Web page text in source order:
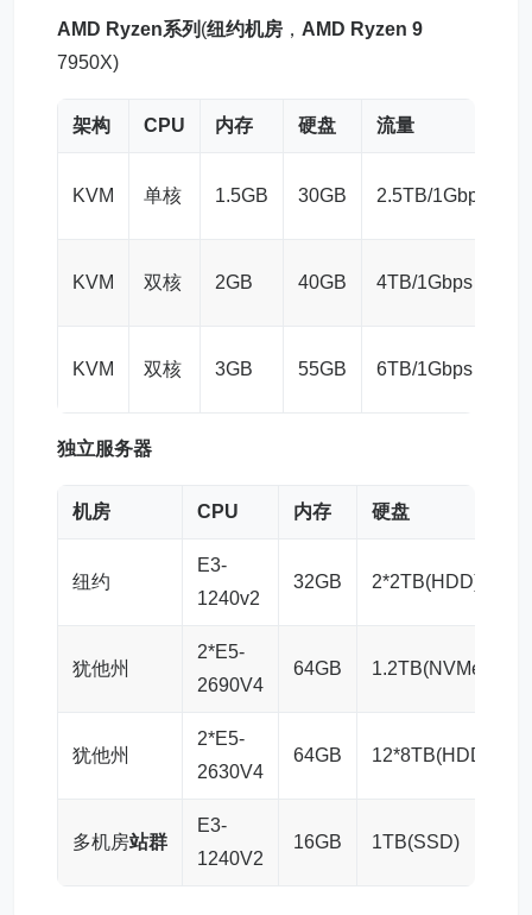
AMD Ryzen系列 (纽约机房 ， AMD Ryzen 9
7950X)
架构 CPU 内存 硬盘 流量
KVM 单核 1.5GB 30GB 2.5TB/1Gbps
KVM 双核 2GB 40GB 4TB/1Gbps
KVM 双核 3GB 55GB 6TB/1Gbps
独立服务器
机房 CPU 内存 硬盘
纽约
E3-
1240v2
32GB 2*2TB(HDD)
犹他州
2*E5-
2690V4
64GB 1.2TB(NVMe)
犹他州
2*E5-
2630V4
64GB 12*8TB(HDD)
多机房站群
E3-
1240V2
16GB 1TB(SSD)